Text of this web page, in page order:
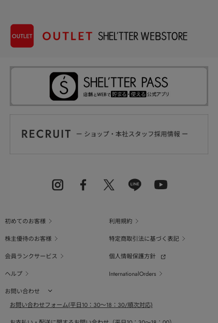
初めてのお客様
利用規約
株主優待のお客様
特定商取引法に基づく表記
会員ランクサービス
個人情報保護方針
ヘルプ
InternationalOrders
お問い合わせ
お問い合わせフォーム(平日10：30～18：30/順次対応)